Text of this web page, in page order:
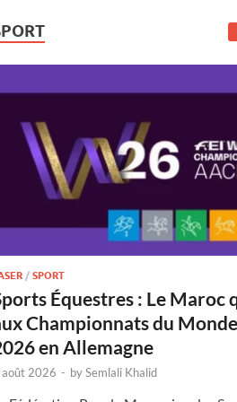
/SPORT
Équestres : Le Maroc
Championnats du
en Allemagne
2026 - bySemlali Khalid